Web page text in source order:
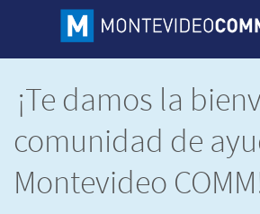
¡Te damos la
comunidad de
Montevideo